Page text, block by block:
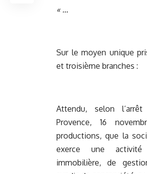
« …
Sur le moyen unique
et troisième branches :
Attendu, selon
Provence, 16
productions, que la
exerce une
immobilière, de